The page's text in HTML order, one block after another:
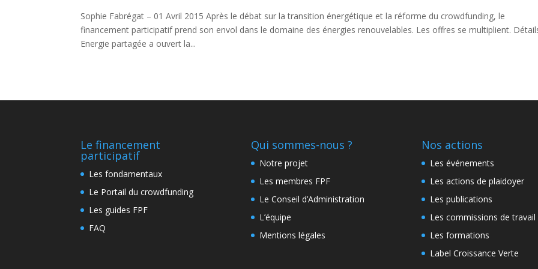
Sophie Fabrégat – 01 Avril 2015 Après le débat sur la transition énergétique et la réforme du crowdfunding, le
financement participatif prend son envol dans le domaine des énergies renouvelables. Les offres se multiplient.
Energie partagée a ouvert la...
Le financement
participatif
Les fondamentaux
Le Portail du crowdfunding
Les guides FPF
FAQ
Qui sommes-nous ?
Notre projet
Les membres FPF
Le Conseil d’Administration
L’équipe
Mentions légales
Nos actions
Les événements
Les actions de plaidoyer
Les publications
Les commissions de travail
Les formations
Label Croissance Verte